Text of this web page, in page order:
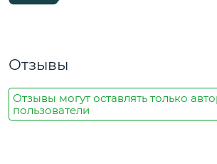
Отзывы
Отзывы могут оставлять только
пользователи